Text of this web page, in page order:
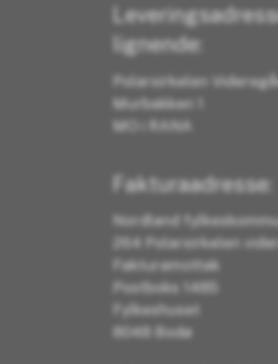
lignende:
Polarsirkelen
Murbakken 1
MO i RANA
Fakturaadresse:
Nordland
264 Polarsirkelen
Fakturamottak
Postboks 1485
Fylkeshuset
8048 Bodø